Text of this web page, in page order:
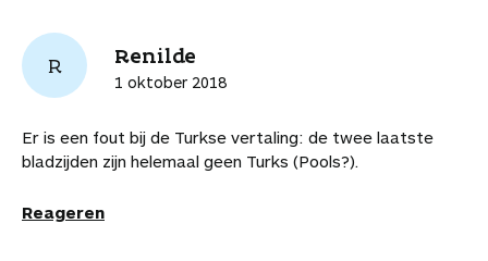
R Renilde
1 oktober 2018
Er is een fout bij de Turkse vertaling: de twee laatste
bladzijden zijn helemaal geen Turks (Pools?).
Reageren